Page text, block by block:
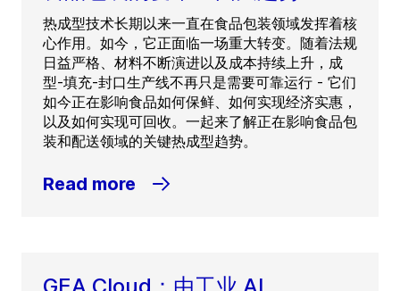
热成型技术长期以来一直在食品包装领域发挥着核
心作用。如今，它正面临一场重大转变。随着法规
日益严格、材料不断演进以及成本持续上升，成
型-填充-封口生产线不再只是需要可靠运行 - 它们
如今正在影响食品如何保鲜、如何实现经济实惠，
以及如何实现可回收。一起来了解正在影响食品包
装和配送领域的关键热成型趋势。
Read more